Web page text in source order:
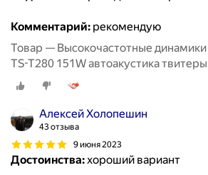
Комментарий: рекомендую
Товар — Высокочастотные
TS-T280 151W автоакустика
Вч динамики колонки пищалки для
Алексей Холопешин
43 отзыва
9 июня 2023
Достоинства:хороший вариант